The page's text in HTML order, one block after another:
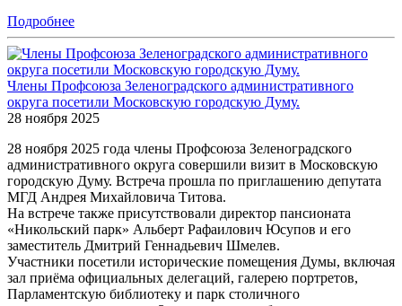
Подробнее
Члены Профсоюза Зеленоградского административного
округа посетили Московскую городскую Думу.
28 ноября 2025
28 ноября 2025 года члены Профсоюза Зеленоградского
административного округа совершили визит в Московскую
городскую Думу. Встреча прошла по приглашению депутата
МГД Андрея Михайловича Титова.
На встрече также присутствовали директор пансионата
«Никольский парк» Альберт Рафаилович Юсупов и его
заместитель Дмитрий Геннадьевич Шмелев.
Участники посетили исторические помещения Думы, включая
зал приёма официальных делегаций, галерею портретов,
Парламентскую библиотеку и парк столичного